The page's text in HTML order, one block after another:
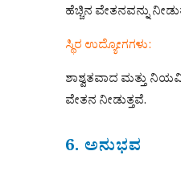
ಹೆಚ್ಚಿನ ವೇತನವನ್ನು
ಸ್ಥಿರ ಉದ್ಯೋಗಗಳು:
ಶಾಶ್ವತವಾದ ಮತ್ತು
ವೇತನ ನೀಡುತ್ತವೆ.
6. ಅನುಭವ